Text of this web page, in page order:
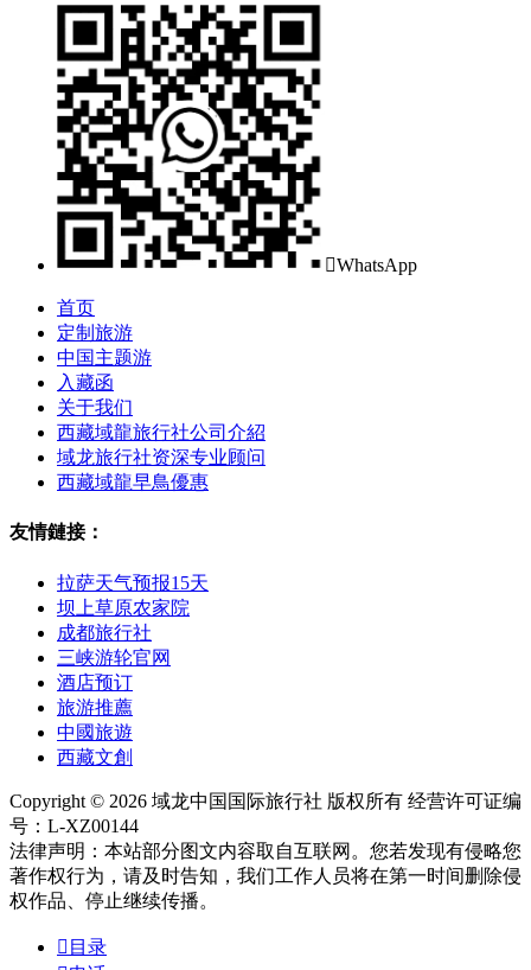
WhatsApp
首页
定制旅游
中国主题游
入藏函
关于我们
西藏域龍旅行社公司介紹
域龙旅行社资深专业顾问
西藏域龍早鳥優惠
友情鏈接：
拉萨天气预报15天
坝上草原农家院
成都旅行社
三峡游轮官网
酒店预订
旅游推薦
中國旅遊
西藏文創
Copyright © 2026 域龙中国国际旅行社 版权所有 经营许可证编
号：L-XZ00144
法律声明：本站部分图文内容取自互联网。您若发现有侵略您
著作权行为，请及时告知，我们工作人员将在第一时间删除侵
权作品、停止继续传播。
 目录